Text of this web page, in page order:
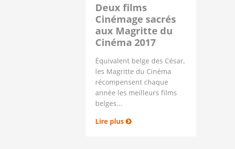
Deux films
Cinémage sacrés
aux Magritte du
Cinéma 2017
Équivalent belge des César,
les Magritte du Cinéma
récompensent chaque
année les meilleurs films
belges...
Lire plus